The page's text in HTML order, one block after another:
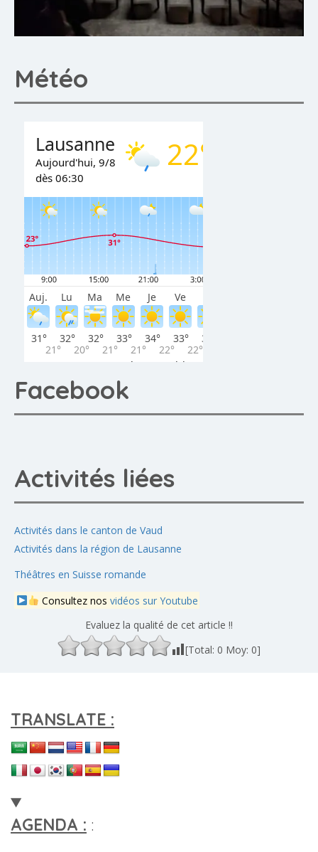
Météo
Facebook
Activités liées
Activités dans le canton de Vaud
Activités dans la région de Lausanne
Théâtres en Suisse romande
Consultez nos vidéos sur Youtube
Evaluez la qualité de cet article !!
[Total: 0 Moy: 0]
TRANSLATE :
AGENDA : :